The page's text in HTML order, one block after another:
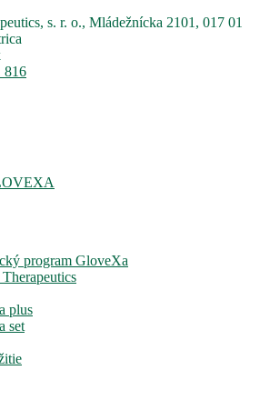
s. r. o., Mládežnícka 2101, 017 01
816
program GloveXa
plus
set